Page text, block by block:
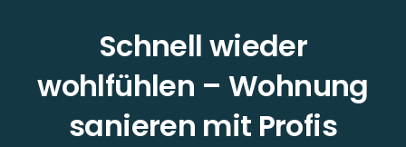
Schnell wieder
wohlfühlen – Wohnung
sanieren mit Profis